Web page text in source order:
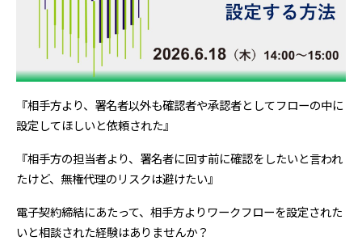
『相手方より、署名者以外も確認者や承認者としてフローの中に
設定してほしいと依頼された』
『相手方の担当者より、署名者に回す前に確認をしたいと言われ
たけど、無権代理のリスクは避けたい』
電子契約締結にあたって、相手方よりワークフローを設定された
いと相談された経験はありませんか？